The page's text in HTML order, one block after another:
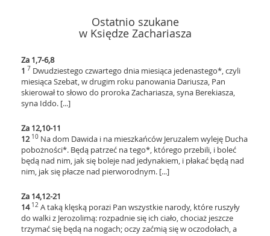
Ostatnio szukane
w Księdze Zachariasza
Za 1,7-6,8
1 7 Dwudziestego czwartego dnia miesiąca jedenastego*, czyli
miesiąca Szebat, w drugim roku panowania Dariusza, Pan
skierował to słowo do proroka Zachariasza, syna Berekiasza,
syna Iddo. [...]
Za 12,10-11
12 10 Na dom Dawida i na mieszkańców Jeruzalem wyleję Ducha
pobożności*. Będą patrzeć na tego*, którego przebili, i boleć
będą nad nim, jak się boleje nad jedynakiem, i płakać będą nad
nim, jak się płacze nad pierworodnym. [...]
Za 14,12-21
14 12 A taką klęską porazi Pan wszystkie narody, które ruszyły
do walki z Jerozolimą: rozpadnie się ich ciało, chociaż jeszcze
trzymać się będą na nogach; oczy zaćmią się w oczodołach, a